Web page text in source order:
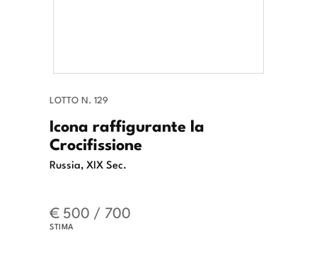
LOTTO N. 129
Icona raffigurante la
Crocifissione
Russia, XIX Sec.
€ 500 / 700
STIMA